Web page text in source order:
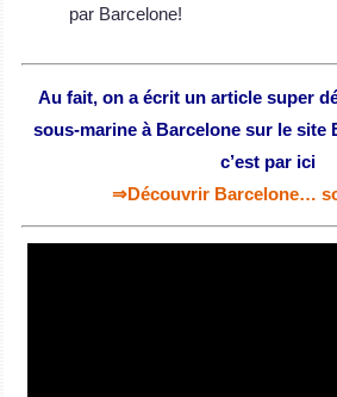
par Barcelone!
Au fait, on a écrit un article super
sous-marine à Barcelone sur le
c’est par ici
⇒Découvrir Barcelone…